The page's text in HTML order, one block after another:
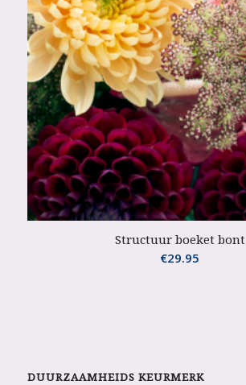
Structuur boeket bont
€29.95
DUURZAAMHEIDS KEURMERK